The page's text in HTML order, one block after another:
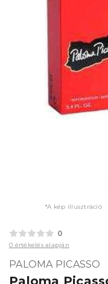
*A kép illusztráció
0
0 értékelés alapján
PALOMA PICASSO
Paloma